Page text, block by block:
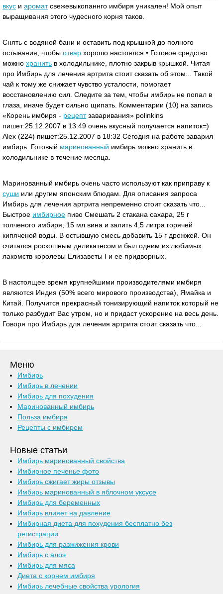
вкус и ароматсвежевыкопаннго имбиря уникален! Мой опыт
выращивания этого чудесного корня таков.
Снять с водяной бани и оставить под крышкой до полного
остывания, чтобы отвар хорошо настоялся.• Готовое средство
можно хранить в холодильнике, плотно закрыв крышкой. Читая
про Имбирь для лечения артрита стоит сказать об этом... Такой
чай к тому же снижает чувство усталости, помогает
восстановлению сил. Следите за тем, чтобы имбирь не попал в
глаза, иначе будет сильно щипать. Комментарии (10) на запись
«Корень имбиря - рецептзаваривания» polinkins
пишет:25.12.2007 в 13:49 очень вкусный получается напиток=)
Alex (224) пишет:25.12.2007 в 18:32 Сегодня на работе заварил
имбирь. Готовый маринованный имбирь можно хранить в
холодильнике в течение месяца.
Маринованный имбирь очень часто используют как приправу к
суши или другим японским блюдам. Для описания запроса
Имбирь для лечения артрита непременно стоит сказать что...
Быстрое имбирное пиво Смешать 2 стакана сахара, 25 г
толченого имбиря, 15 мл вина и залить 4,5 литра горячей
кипяченой воды. В остывшую смесь добавить 15 г дрожжей. Он
считался роскошным деликатесом и был одним из любимых
лакомств королевы Елизаветы I и ее придворных.
В настоящее время крупнейшими производителями имбиря
являются Индия (50% всего мирового производства), Ямайка и
Китай. Получится прекрасный тонизирующий напиток который не
только разбудит Вас утром, но и придаст ускорение на весь день.
Говоря про Имбирь для лечения артрита стоит сказать что...
Меню
Имбирь
Имбирь в лечении
Имбирь для похудения
Маринованный имбирь
Польза имбиря
Рецепты с имбирем
Новые статьи
Имбирь маринованный свойства
Имбирное печенье фото
Имбирь сжигает жиры отзывы
Имбирь маринованный в яблочном уксусе
Имбирь для беременных
Имбирь влияет на давление
Имбирная диета для похудения бесплатно без
регистрации
Имбирь для разжижения крови
Имбирь с алоэ
Имбирь для мяса
Диета с корнем имбиря
Имбирь лечебные свойства урология